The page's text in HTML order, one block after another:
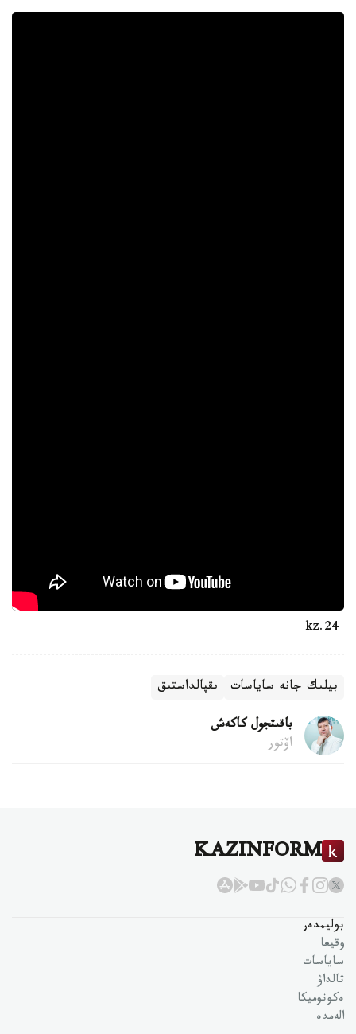
بيلىك جانە ساياسات ىقپالداستىق
باقىتجول كاكەش
اۆتور
KAZINFORM
بوليمدەر
وقيعا
ساياسات
تالداۋ
ەكونوميكا
الەمدە